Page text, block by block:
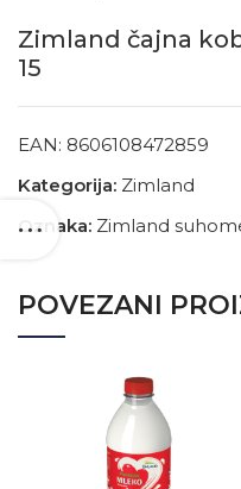
Zimland čajna
15
EAN: 8606108472859
Kategorija: Zimland
Oznaka: Zimland
POVEZANI